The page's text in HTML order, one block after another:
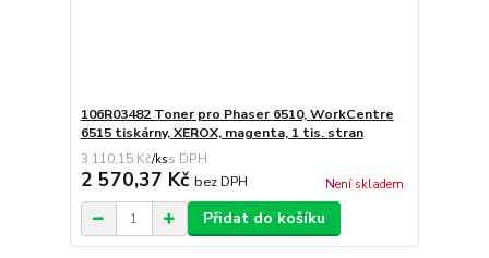
106R03482 Toner pro Phaser 6510, WorkCentre
6515 tiskárny, XEROX, magenta, 1 tis. stran
3 110,15 Kč/ks
2 570,37 Kč bez DPH Není skladem
Přidat do košíku